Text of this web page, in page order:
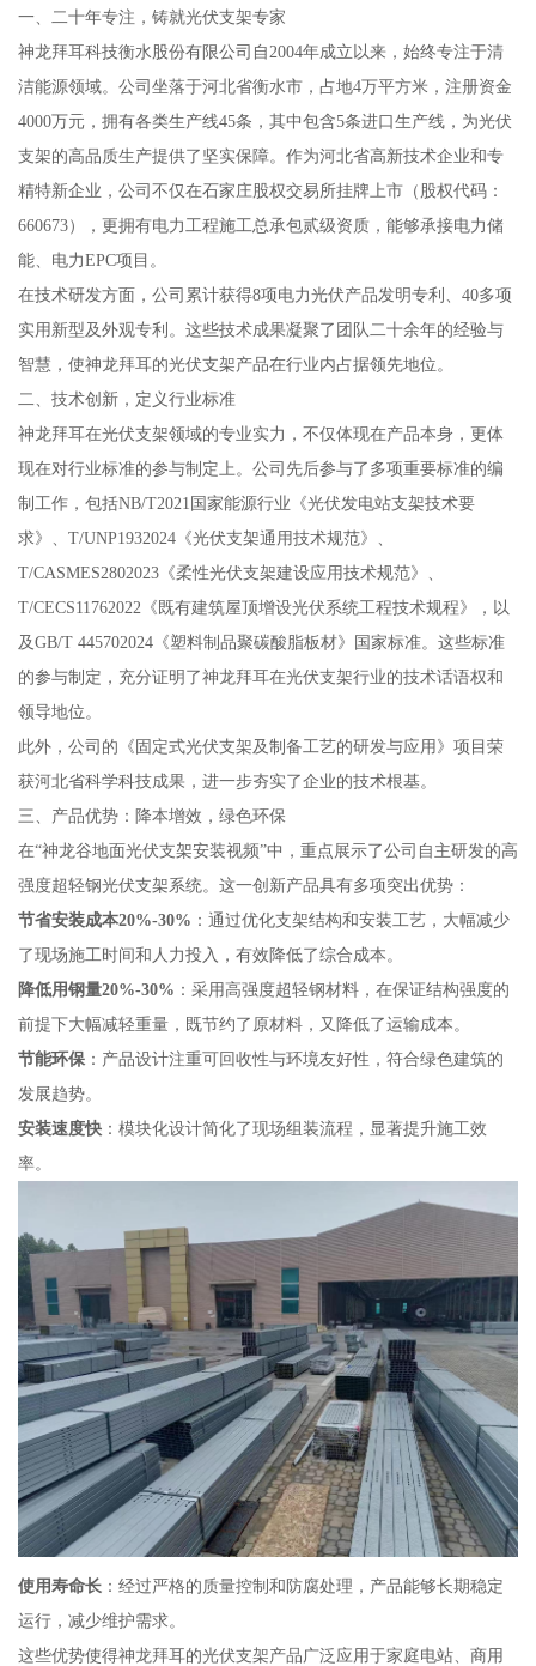
一、二十年专注，铸就光伏支架专家
神龙拜耳科技衡水股份有限公司自2004年成立以来，始终专注于清
洁能源领域。公司坐落于河北省衡水市，占地4万平方米，注册资金
4000万元，拥有各类生产线45条，其中包含5条进口生产线，为光伏
支架的高品质生产提供了坚实保障。作为河北省高新技术企业和专
精特新企业，公司不仅在石家庄股权交易所挂牌上市（股权代码：
660673），更拥有电力工程施工总承包贰级资质，能够承接电力储
能、电力EPC项目。
在技术研发方面，公司累计获得8项电力光伏产品发明专利、40多项
实用新型及外观专利。这些技术成果凝聚了团队二十余年的经验与
智慧，使神龙拜耳的光伏支架产品在行业内占据领先地位。
二、技术创新，定义行业标准
神龙拜耳在光伏支架领域的专业实力，不仅体现在产品本身，更体
现在对行业标准的参与制定上。公司先后参与了多项重要标准的编
制工作，包括NB/T2021国家能源行业《光伏发电站支架技术要
求》、T/UNP1932024《光伏支架通用技术规范》、
T/CASMES2802023《柔性光伏支架建设应用技术规范》、
T/CECS11762022《既有建筑屋顶增设光伏系统工程技术规程》，以
及GB/T 445702024《塑料制品聚碳酸脂板材》国家标准。这些标准
的参与制定，充分证明了神龙拜耳在光伏支架行业的技术话语权和
领导地位。
此外，公司的《固定式光伏支架及制备工艺的研发与应用》项目荣
获河北省科学科技成果，进一步夯实了企业的技术根基。
三、产品优势：降本增效，绿色环保
在“神龙谷地面光伏支架安装视频”中，重点展示了公司自主研发的高
强度超轻钢光伏支架系统。这一创新产品具有多项突出优势：
节省安装成本20%-30% ：通过优化支架结构和安装工艺，大幅减少
了现场施工时间和人力投入，有效降低了综合成本。
降低用钢量20%-30% ：采用高强度超轻钢材料，在保证结构强度的
前提下大幅减轻重量，既节约了原材料，又降低了运输成本。
节能环保：产品设计注重可回收性与环境友好性，符合绿色建筑的
发展趋势。
安装速度快：模块化设计简化了现场组装流程，显著提升施工效
率。
使用寿命长：经过严格的质量控制和防腐处理，产品能够长期稳定
运行，减少维护需求。
这些优势使得神龙拜耳的光伏支架产品广泛应用于家庭电站、商用